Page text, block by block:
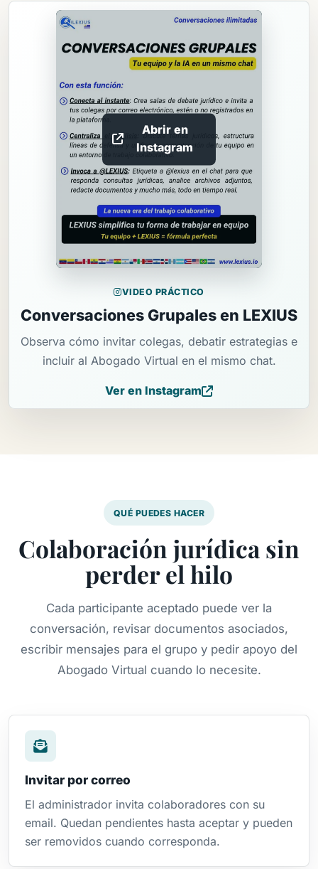
Abrir en
Instagram
VIDEO PRÁCTICO
Conversaciones Grupales en LEXIUS
Observa cómo invitar colegas, debatir estrategias e
incluir al Abogado Virtual en el mismo chat.
Ver en Instagram
QUÉ PUEDES HACER
Colaboración jurídica sin
perder el hilo
Cada participante aceptado puede ver la
conversación, revisar documentos asociados,
escribir mensajes para el grupo y pedir apoyo del
Abogado Virtual cuando lo necesite.
Invitar por correo
El administrador invita colaboradores con su
email. Quedan pendientes hasta aceptar y pueden
ser removidos cuando corresponda.